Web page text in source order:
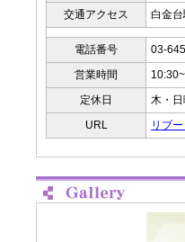
交通アクセス
白金
電話番号
03-
営業時間
定休日
木・
URL
リブ